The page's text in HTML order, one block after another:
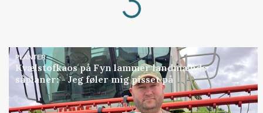
Loading...
PLANTER
Kvælstofkaos på Fyn lammer landmænds
såplaner: - Jeg føler mig pisset på
Annonce